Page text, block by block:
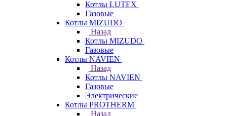
Котлы LUTEX
Газовые
Котлы MIZUDO
Назад
Котлы MIZUDO
Газовые
Котлы NAVIEN
Назад
Котлы NAVIEN
Газовые
Электрические
Котлы PROTHERM
Назад